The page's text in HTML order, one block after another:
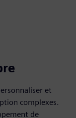
et
complexes.
de